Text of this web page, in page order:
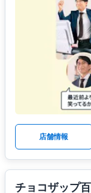
店舗情報
チョコザップ